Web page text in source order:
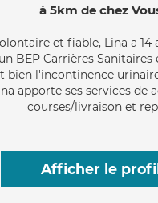
à 5km de chez
et fiable, Lina a 14
BEP Carrières Sanitaires
bien l'incontinence
apporte ses services de
courses/livraison et
Afficher le